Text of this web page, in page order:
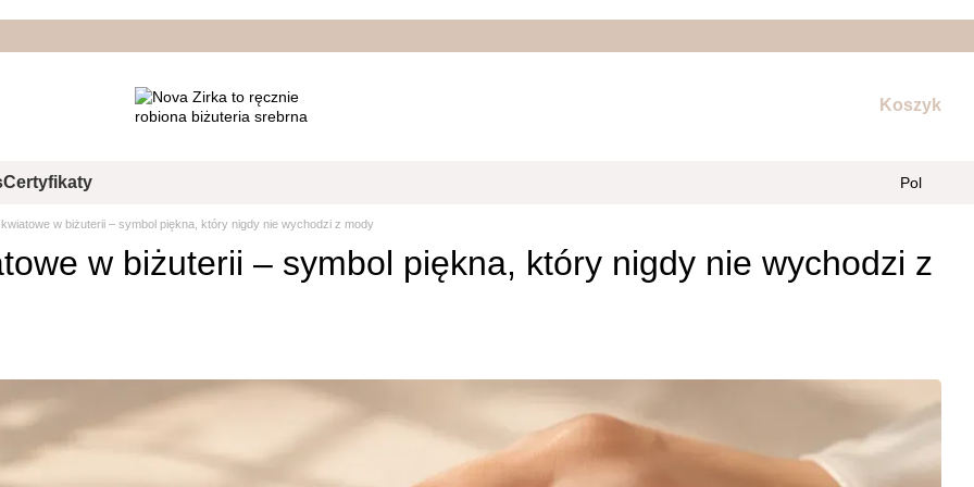
Koszyk
Certyfikaty Pol
w biżuterii – symbol piękna, który nigdy nie wychodzi z mody
w biżuterii – symbol piękna, który nigdy nie wychodzi z